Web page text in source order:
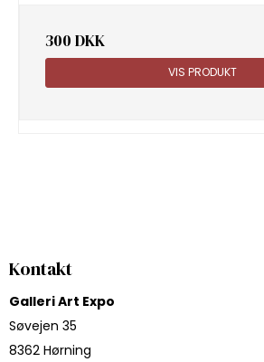
300 DKK
VIS PRODUKT
Kontakt
Galleri Art Expo
Søvejen 35
8362 Hørning